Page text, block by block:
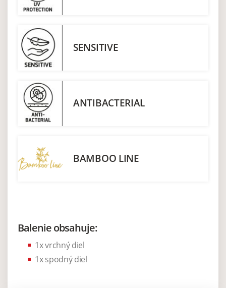
SENSITIVE
ANTIBACTERIAL
BAMBOO LINE
Balenie obsahuje:
1x vrchný diel
1x spodný diel